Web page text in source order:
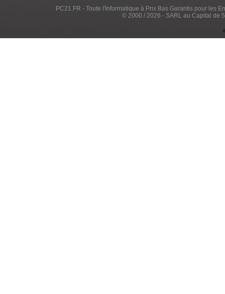
PC21.FR - Toute l'Informatique à Prix Bas Garantis pour les
© 2000 / 2026 - SARL au Capital de